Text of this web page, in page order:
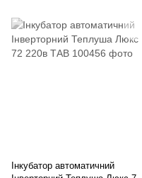
Інкубатор автоматичний